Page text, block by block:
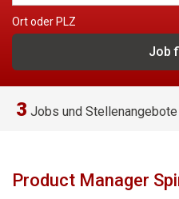
Ort oder PLZ
3 Jobs und
Product Manager